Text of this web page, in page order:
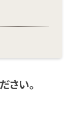
さい。